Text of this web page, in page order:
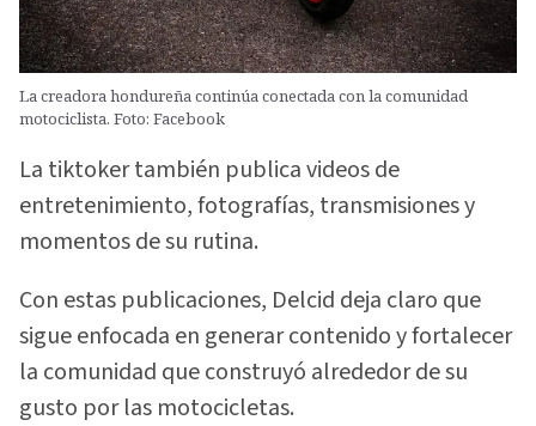
La creadora hondureña continúa conectada con la comunidad
motociclista. Foto: Facebook
La tiktoker también publica videos de
entretenimiento, fotografías, transmisiones y
momentos de su rutina.
Con estas publicaciones, Delcid deja claro que
sigue enfocada en generar contenido y fortalecer
la comunidad que construyó alrededor de su
gusto por las motocicletas.